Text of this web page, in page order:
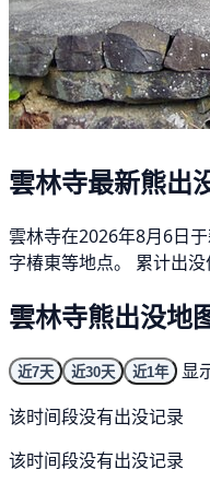
雲林寺最新熊出
雲林寺在2026年8月6日
字椿東等地点。 累计出没
雲林寺熊出没地
近7天 近30天 近1年
显
该时间段没有出没记录
该时间段没有出没记录